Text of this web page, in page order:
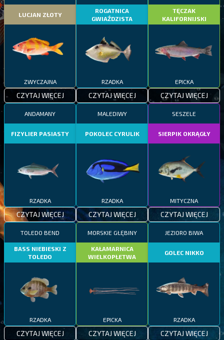
LUCJAN ZŁOTY
ZWYCZAJNA
CZYTAJ WIĘCEJ
ROGATNICA
GWIAŹDZISTA
RZADKA
CZYTAJ WIĘCEJ
TĘCZAK
KALIFORNIJSKI
EPICKA
CZYTAJ WIĘCEJ
ANDAMANY
FIZYLIER PASIASTY
RZADKA
CZYTAJ WIĘCEJ
MALEDIWY
POKOLEC CYRULIK
RZADKA
CZYTAJ WIĘCEJ
SESZELE
SIERPIK OKRĄGŁY
MITYCZNA
CZYTAJ WIĘCEJ
TOLEDO BEND
BASS NIEBIESKI Z
TOLEDO
RZADKA
CZYTAJ WIĘCEJ
MORSKIE GŁĘBINY
KAŁAMARNICA
WIELKOPŁETWA
EPICKA
CZYTAJ WIĘCEJ
JEZIORO BIWA
GOLEC NIKKO
RZADKA
CZYTAJ WIĘCEJ